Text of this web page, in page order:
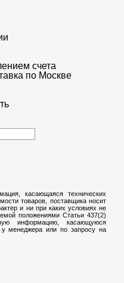
счета
по Москве
касающаяся технических
товаров, поставщика носит
и ни при каких условиях не
положениями Статьи 437(2)
информацию, касающуюся
у менеджера или по запросу на